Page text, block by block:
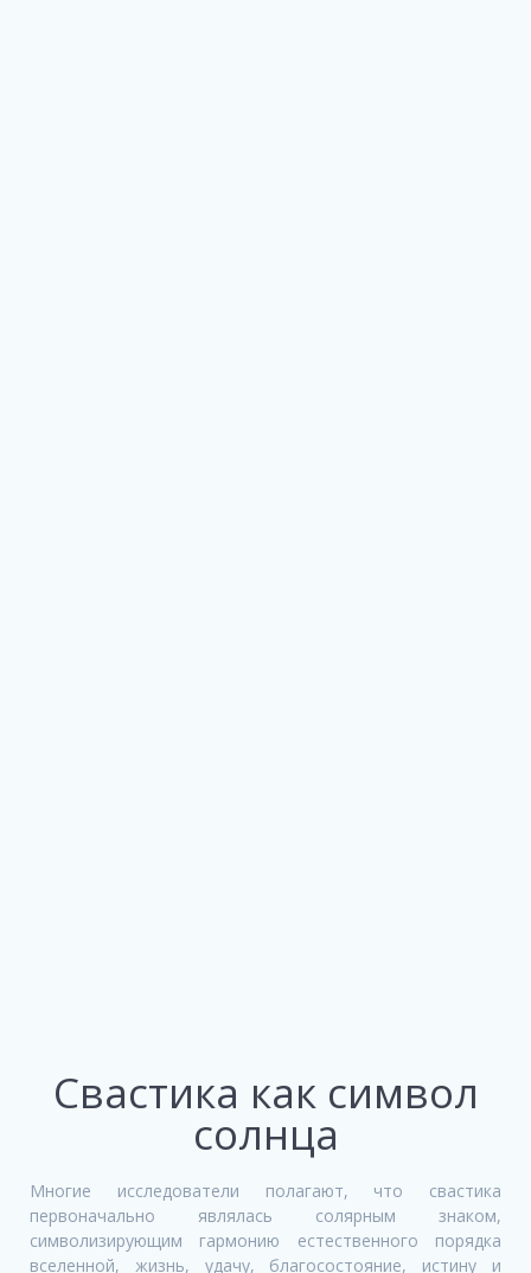
Свастика как символ
солнца
Многие исследователи полагают, что свастика
первоначально являлась солярным знаком,
символизирующим гармонию естественного порядка
вселенной, жизнь, удачу, благосостояние, истину и